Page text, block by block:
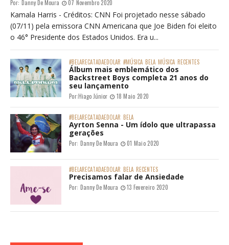
Por: Danny De Moura 07 Novembro 2020
Kamala Harris - Créditos: CNN Foi projetado nesse sábado
(07/11) pela emissora CNN Americana que Joe Biden foi eleito
o 46° Presidente dos Estados Unidos. Era u...
#BELARECATADAEDOLAR #MÚSICA BELA MÚSICA RECENTES
Álbum mais emblemático dos
Backstreet Boys completa 21 anos do
seu lançamento
Por:Hiago Júnior 18 Maio 2020
#BELARECATADAEDOLAR BELA
Ayrton Senna - Um ídolo que ultrapassa
gerações
Por: Danny De Moura 01 Maio 2020
#BELARECATADAEDOLAR BELA RECENTES
Precisamos falar de Ansiedade
Por: Danny De Moura 13 Fevereiro 2020